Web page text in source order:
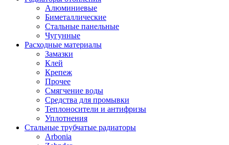
Алюминиевые
Биметаллические
Стальные панельные
Чугунные
Расходные материалы
Замазки
Клей
Крепеж
Прочее
Смягчение воды
Средства для промывки
Теплоносители и антифризы
Уплотнения
Стальные трубчатые радиаторы
Arbonia